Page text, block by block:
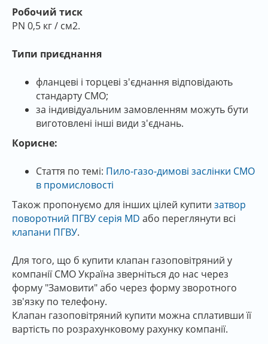
Робочий тиск
PN 0,5 кг / см2.
Типи приєднання
фланцеві і торцеві з'єднання відповідають
стандарту CMO;
за індивідуальним замовленням можуть бути
виготовлені інші види з'єднань.
Корисне:
Стаття по темі: Пило-газо-димові заслінки СМО
в промисловості
Також пропонуємо для інших цілей купити затвор
поворотний ПГВУ серія MD або переглянути всі
клапани ПГВУ.
Для того, що б купити клапан газоповітряний у
компанії СМО Україна зверніться до нас через
форму "Замовити" або через форму зворотного
зв'язку по телефону.
Клапан газоповітряний купити можна сплативши її
вартість по розрахунковому рахунку компанії.